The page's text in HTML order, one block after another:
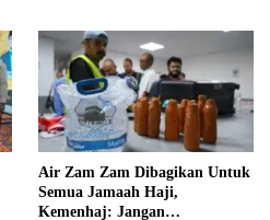
Air Zam Zam Dibagikan Untuk
Semua Jamaah Haji,
Kemenhaj: Jangan